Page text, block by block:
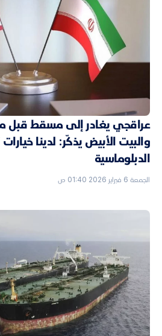
عراقجي يغادر إلى مسقط قبل
والبيت الأبيض يذكّر: لدينا
الدبلوماسية
الجمعة 6 فبراير 2026 01:40 ص